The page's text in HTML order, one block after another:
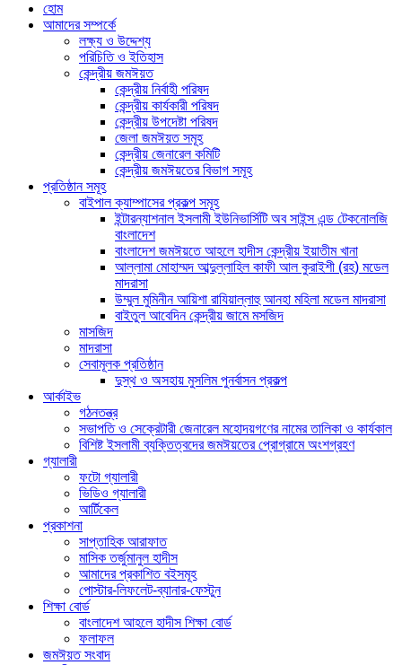
হোম
আমাদের সম্পর্কে
লক্ষ্য ও উদ্দেশ্য
পরিচিতি ও ইতিহাস
কেন্দ্রীয় জমঈয়ত
কেন্দ্রীয় নির্বাহী পরিষদ
কেন্দ্রীয় কার্যকারী পরিষদ
কেন্দ্রীয় উপদেষ্টা পরিষদ
জেলা জমঈয়ত সমূহ
কেন্দ্রীয় জেনারেল কমিটি
কেন্দ্রীয় জমঈয়তের বিভাগ সমূহ
প্রতিষ্ঠান সমূহ
বাইপাল ক্যাম্পাসের প্রকল্প সমূহ
ইন্টারন্যাশনাল ইসলামী ইউনিভার্সিটি অব সাইন্স এন্ড টেকনোলজি
বাংলাদেশ
বাংলাদেশ জমঈয়তে আহলে হাদীস কেন্দ্রীয় ইয়াতীম খানা
আল্লামা মোহাম্মদ আব্দুল্লাহিল কাফী আল কুরাইশী (রহ) মডেল
মাদরাসা
উম্মুল মুমিনীন আয়িশা রাযিয়াল্লাহু আনহা মহিলা মডেল মাদরাসা
বাইতুল আবেদিন কেন্দ্রীয় জামে মসজিদ
মাসজিদ
মাদরাসা
সেবামূলক প্রতিষ্ঠান
দুস্থ ও অসহায় মুসলিম পুনর্বাসন প্রকল্প
আর্কাইভ
গঠনতন্ত্র
সভাপতি ও সেক্রেটারী জেনারেল মহোদয়গণের নামের তালিকা ও কার্যকাল
বিশিষ্ট ইসলামী ব্যক্তিত্বদের জমঈয়তের প্রোগ্রামে অংশগ্রহণ
গ্যালারী
ফটো গ্যালারী
ভিডিও গ্যালারী
আর্টিকেল
প্রকাশনা
সাপ্তাহিক আরাফাত
মাসিক তর্জুমানুল হাদীস
আমাদের প্রকাশিত বইসমূহ
পোস্টার-লিফলেট-ব্যানার-ফেস্টুন
শিক্ষা বোর্ড
বাংলাদেশ আহলে হাদীস শিক্ষা বোর্ড
ফলাফল
জমঈয়ত সংবাদ